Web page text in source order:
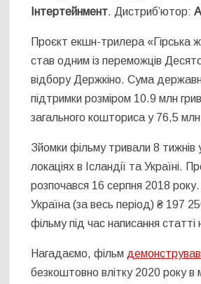
Інтертейнмент. Дистриб’ютор:
Проєкт екшн-трилера «Гірська
став одним із переможців
відбору Держкіно. Сума
підтримки розміром 10.9 млн
загального кошториса у 76,5 млн
Зйомки фільму тривали 8 тижнів
локаціях в Ісландії та Україні.
розпочався 16 серпня 2018
Україна (за весь період) ₴ 197
фільму під час написання статті
Нагадаємо, фільм
безкоштовно влітку 2020 року в